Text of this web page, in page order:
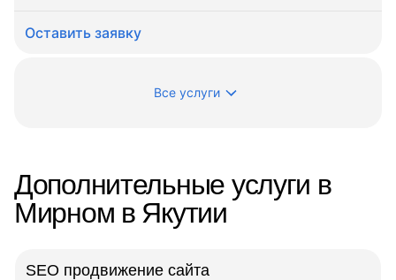
Оставить заявку
Все услуги
Дополнительные услуги в
Мирном в Якутии
SEO продвижение сайта